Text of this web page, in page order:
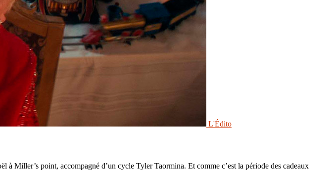
L'Édito
à Miller’s point, accompagné d’un cycle Tyler Taormina. Et comme c’est la période des cadeaux